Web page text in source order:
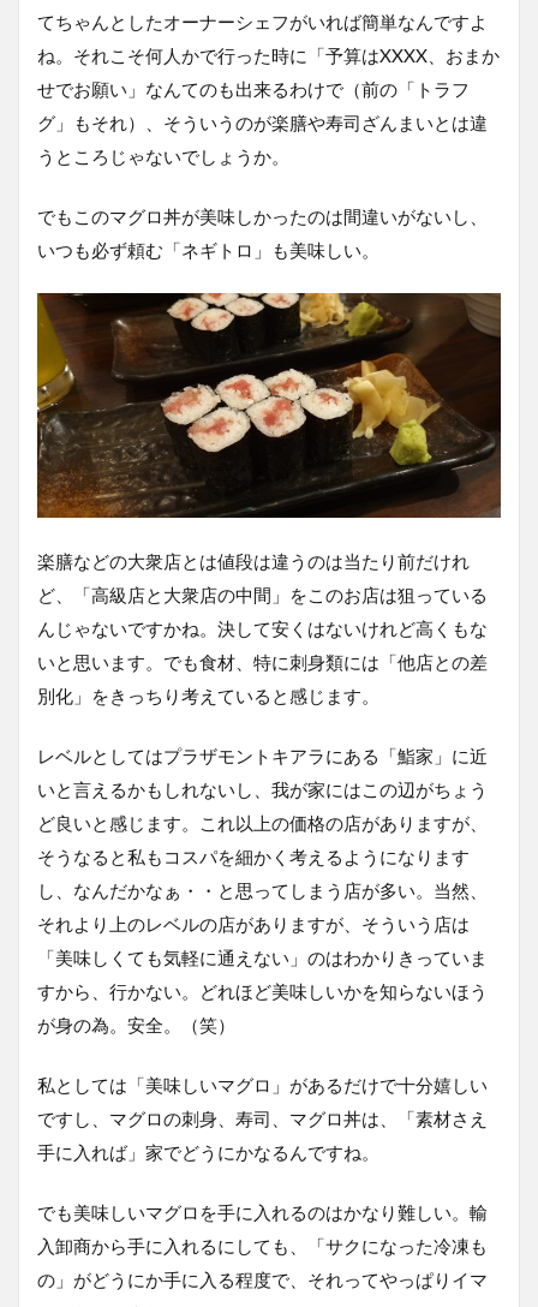
てちゃんとしたオーナーシェフがいれば簡単なんですよ
ね。それこそ何人かで行った時に「予算はXXXX、おまか
せでお願い」なんてのも出来るわけで（前の「トラフ
グ」もそれ）、そういうのが楽膳や寿司ざんまいとは違
うところじゃないでしょうか。
でもこのマグロ丼が美味しかったのは間違いがないし、
いつも必ず頼む「ネギトロ」も美味しい。
楽膳などの大衆店とは値段は違うのは当たり前だけれ
ど、「高級店と大衆店の中間」をこのお店は狙っている
んじゃないですかね。決して安くはないけれど高くもな
いと思います。でも食材、特に刺身類には「他店との差
別化」をきっちり考えていると感じます。
レベルとしてはプラザモントキアラにある「鮨家」に近
いと言えるかもしれないし、我が家にはこの辺がちょう
ど良いと感じます。これ以上の価格の店がありますが、
そうなると私もコスパを細かく考えるようになります
し、なんだかなぁ・・と思ってしまう店が多い。当然、
それより上のレベルの店がありますが、そういう店は
「美味しくても気軽に通えない」のはわかりきっていま
すから、行かない。どれほど美味しいかを知らないほう
が身の為。安全。（笑）
私としては「美味しいマグロ」があるだけで十分嬉しい
ですし、マグロの刺身、寿司、マグロ丼は、「素材さえ
手に入れば」家でどうにかなるんですね。
でも美味しいマグロを手に入れるのはかなり難しい。輸
入卸商から手に入れるにしても、「サクになった冷凍も
の」がどうにか手に入る程度で、それってやっぱりイマ